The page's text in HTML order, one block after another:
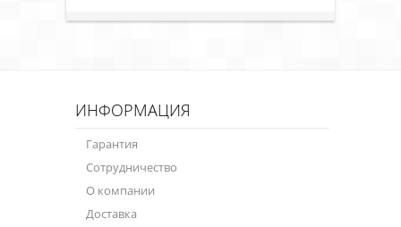
ИНФОРМАЦИЯ
Гарантия
Сотрудничество
О компании
Доставка